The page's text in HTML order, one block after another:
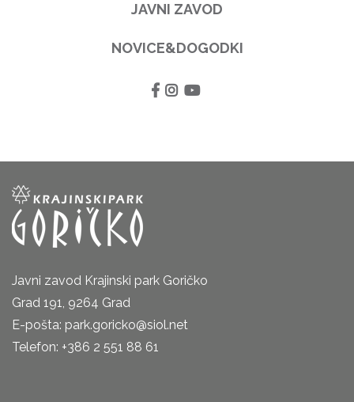
JAVNI ZAVOD
NOVICE&DOGODKI
Javni zavod Krajinski park Goričko
Grad 191, 9264 Grad
E-pošta: park.goricko@siol.net
Telefon: +386 2 551 88 61